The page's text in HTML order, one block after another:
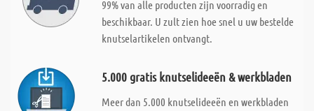
99% van alle producten zijn voorradig en
beschikbaar. U zult zien hoe snel u uw bestelde
knutselartikelen ontvangt.
5.000 gratis knutselideeën & werkbladen
Meer dan 5.000 knutselideeën en werkbladen